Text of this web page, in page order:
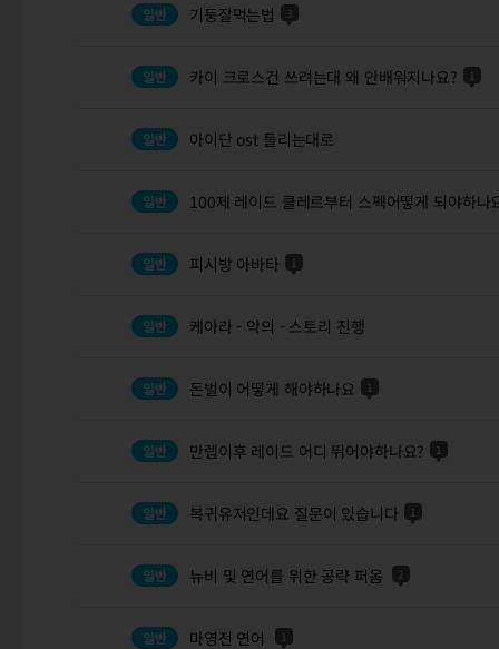
기둥잘먹는법 3
카이 크로스건 쓰려는대 왜 안배워지나요? 1
아이단 ost 들리는대로
100제 레이드 클레르부터 스펙어떻게 되야하나
피시방 아바타 1
케아라 - 악의 - 스토리 진행
돈벌이 어떻게 해야하나요 1
만렙이후 레이드 어디 뛰어야하나요? 1
복귀유저인데요 질문이 있습니다 1
뉴비 및 연어를 위한 공략 퍼옴 2
마영전 연어 1